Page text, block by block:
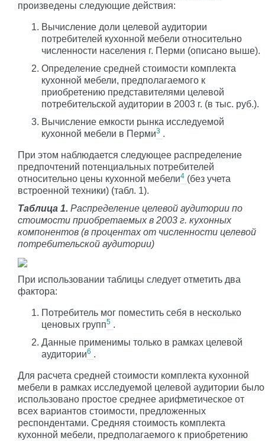
произведены следующие действия:
Вычисление доли целевой аудитории
потребителей кухонной мебели относительно
численности населения г. Перми (описано выше).
Определение средней стоимости комплекта
кухонной мебели, предполагаемого к
приобретению представителями целевой
потребительской аудитории в 2003 г. (в тыс. руб.).
Вычисление емкости рынка исследуемой
кухонной мебели в Перми3 .
При этом наблюдается следующее распределение
предпочтений потенциальных потребителей
относительно цены кухонной мебели4 (без учета
встроенной техники) (табл. 1).
Таблица 1. Распределение целевой аудитории по
стоимости приобретаемых в 2003 г. кухонных
компонентов (в процентах от численности целевой
потребительской аудитории)
При использовании таблицы следует отметить два
фактора:
Потребитель мог поместить себя в несколько
ценовых групп5 .
Данные применимы только в рамках целевой
аудитории6 .
Для расчета средней стоимости комплекта кухонной
мебели в рамках исследуемой целевой аудитории было
использовано простое среднее арифметическое от
всех вариантов стоимости, предложенных
респондентами. Средняя стоимость комплекта
кухонной мебели, предполагаемого к приобретению